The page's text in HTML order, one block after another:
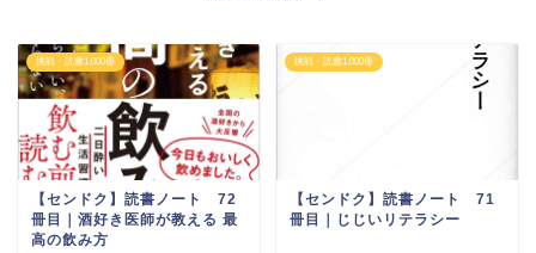
挑戦・読書1,000冊
【センドク】読書ノート 72
冊目｜酒好き医師が教える 最
高の飲み方
挑戦・読書1,000冊
【センドク】読書ノート 71
冊目｜じじいリテラシー